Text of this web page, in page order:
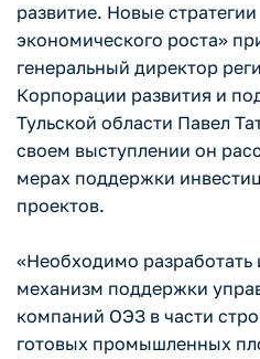
развитие. Новые стратегии
экономического роста»
генеральный директор
Корпорации развития и
Тульской области Павел
своем выступлении он
мерах поддержки
проектов.
«Необходимо разработать
механизм поддержки
компаний ОЭЗ в части
готовых промышленных